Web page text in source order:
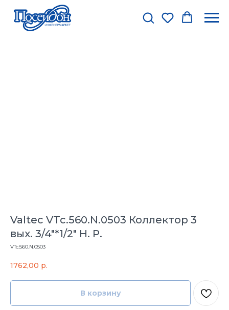
Valtec VTc.560.N.0503 Коллектор 3
вых. 3/4"*1/2" Н. Р.
VTc.560.N.0503
1762,00 р.
В корзину